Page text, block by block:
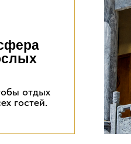
отдых
гостей.